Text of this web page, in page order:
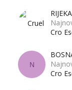
Cro
N
Cro